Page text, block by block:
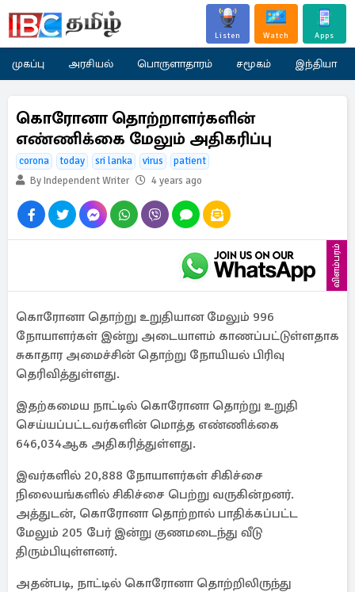
Listen Watch Apps
முகப்பு அரசியல் பொருளாதாரம் சமூகம் இந்தியா
கொரோனா தொற்றாளர்களின்
எண்ணிக்கை மேலும் அதிகரிப்பு
corona today sri lanka virus
patient
By Independent Writer
4 years ago
விளம்பரம்
கொரோனா தொற்று உறுதியான மேலும் 996
நோயாளர்கள் இன்று அடையாளம் காணப்பட்டுள்ளதாக
சுகாதார அமைச்சின் தொற்று நோயியல் பிரிவு
தெரிவித்துள்ளது.
இதற்கமைய நாட்டில் கொரோனா தொற்று உறுதி
செய்யப்பட்டவர்களின் மொத்த எண்ணிக்கை
646,034ஆக அதிகரித்துள்ளது.
இவர்களில் 20,888 நோயாளர்கள் சிகிச்சை
நிலையங்களில் சிகிச்சை பெற்று வருகின்றனர்.
அத்துடன், கொரோனா தொற்றால் பாதிக்கப்பட்ட
மேலும் 205 பேர் இன்று குணமடைந்து வீடு
திரும்பியுள்ளனர்.
அதன்படி, நாட்டில் கொரோனா தொற்றிலிருந்து